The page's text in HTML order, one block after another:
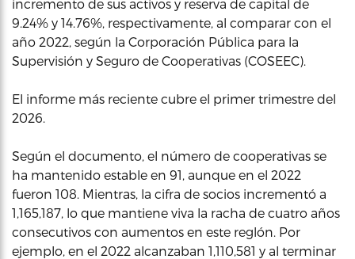
incremento de sus activos y reserva de capital de
9.24% y 14.76%, respectivamente, al comparar con el
año 2022, según la Corporación Pública para la
Supervisión y Seguro de Cooperativas (COSEEC).
El informe más reciente cubre el primer trimestre del
2026.
Según el documento, el número de cooperativas se
ha mantenido estable en 91, aunque en el 2022
fueron 108. Mientras, la cifra de socios incrementó a
1,165,187, lo que mantiene viva la racha de cuatro años
consecutivos con aumentos en este reglón. Por
ejemplo, en el 2022 alcanzaban 1,110,581 y al terminar